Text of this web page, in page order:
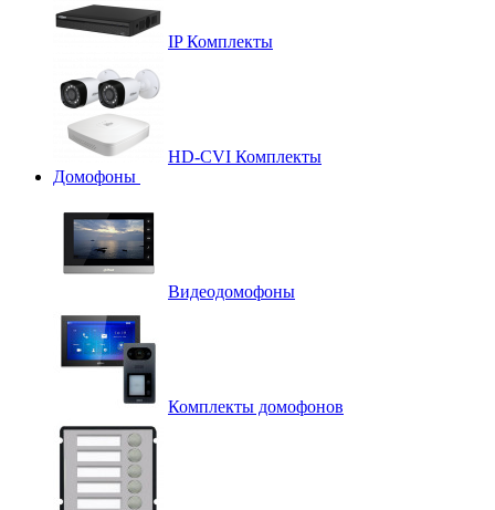
IP Комплекты
HD-CVI Комплекты
Домофоны
Видеодомофоны
Комплекты домофонов